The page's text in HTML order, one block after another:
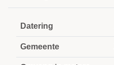
Datering
Gemeente